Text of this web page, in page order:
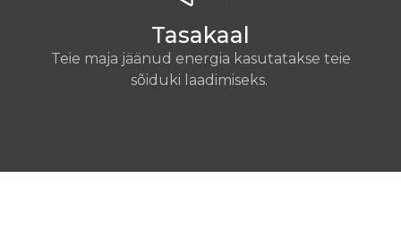
Tasakaal
Teie maja jäänud energia kasutatakse teie
sõiduki laadimiseks.